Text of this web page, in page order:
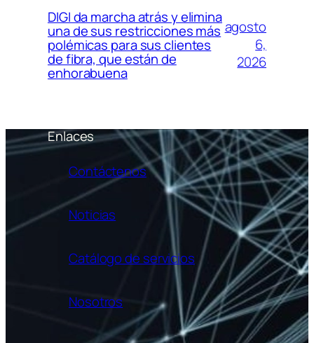
DIGI da marcha atrás y elimina
una de sus restricciones más
polémicas para sus clientes
de fibra, que están de
enhorabuena
agosto
6,
2026
Enlaces
Contáctenos
Noticias
Catálogo de servicios
Nosotros